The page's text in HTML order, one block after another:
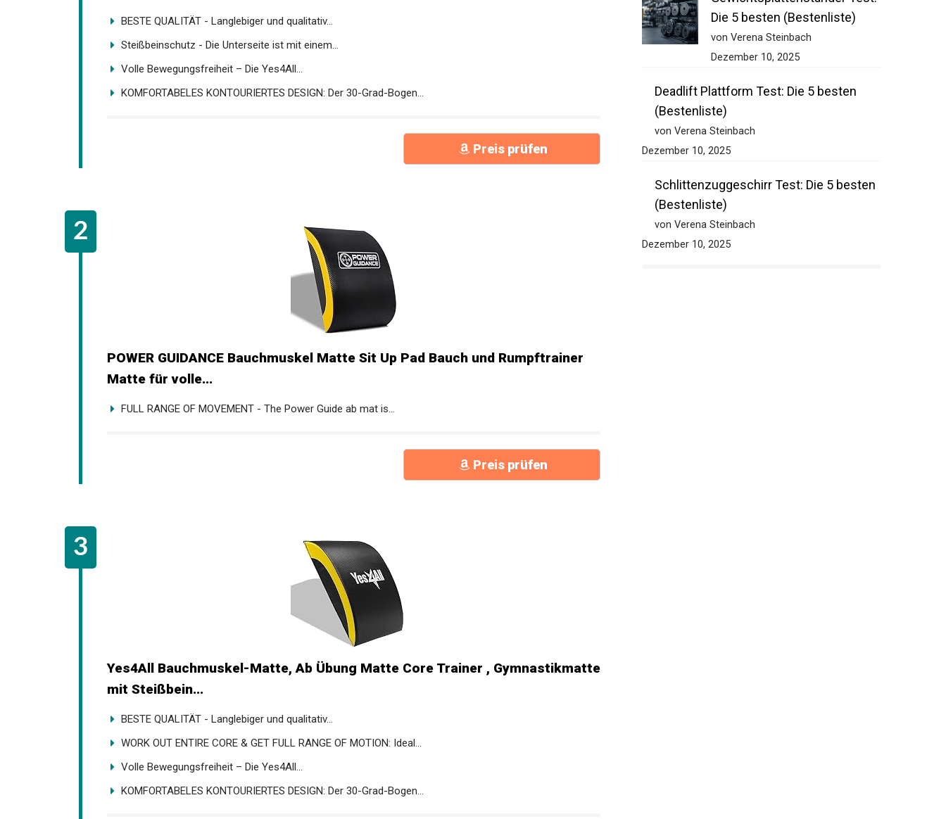
BESTE QUALITÄT - Langlebiger und qualitativ...
Steißbeinschutz - Die Unterseite ist mit einem...
Volle Bewegungsfreiheit – Die Yes4All...
KOMFORTABELES KONTOURIERTES DESIGN: Der 30-Grad-Bogen...
Preis prüfen
POWER GUIDANCE Bauchmuskel Matte Sit Up Pad Bauch und Rumpftrainer
Matte für volle...
FULL RANGE OF MOVEMENT - The Power Guide ab mat is...
Preis prüfen
Yes4All Bauchmuskel-Matte, Ab Übung Matte Core Trainer ,
Gymnastikmatte mit Steißbein...
BESTE QUALITÄT - Langlebiger und qualitativ...
WORK OUT ENTIRE CORE & GET FULL RANGE OF MOTION: Ideal...
Volle Bewegungsfreiheit – Die Yes4All...
KOMFORTABELES KONTOURIERTES DESIGN: Der 30-Grad-Bogen...
Die 5 besten (Bestenliste)
von Verena Steinbach
Dezember 10, 2025
Deadlift Plattform Test: Die 5 besten
(Bestenliste)
von Verena Steinbach
Dezember 10, 2025
Schlittenzuggeschirr Test: Die 5 besten
(Bestenliste)
von Verena Steinbach
Dezember 10, 2025